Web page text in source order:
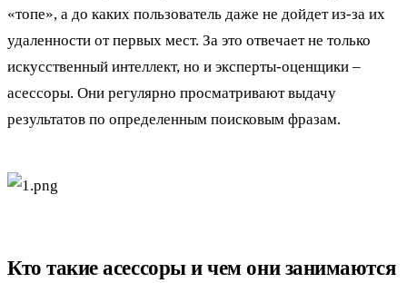
«топе», а до каких пользователь даже не дойдет из-за их
удаленности от первых мест. За это отвечает не только
искусственный интеллект, но и эксперты-оценщики –
асессоры. Они регулярно просматривают выдачу
результатов по определенным поисковым фразам.
Кто такие асессоры и чем они занимаются